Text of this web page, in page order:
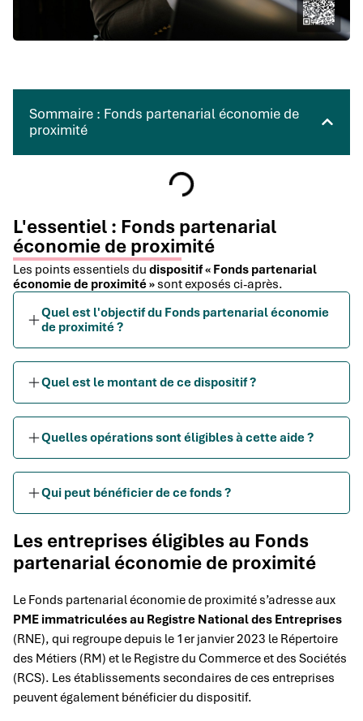
Sommaire : Fonds partenarial économie de
proximité
L'essentiel : Fonds partenarial
économie de proximité
Les points essentiels du dispositif « Fonds partenarial
économie de proximité » sont exposés ci-après.
Quel est l'objectif du Fonds partenarial économie
de proximité ?
Quel est le montant de ce dispositif ?
Quelles opérations sont éligibles à cette aide ?
Qui peut bénéficier de ce fonds ?
Les entreprises éligibles au Fonds
partenarial économie de proximité
Le Fonds partenarial économie de proximité s’adresse aux
PME immatriculées au Registre National des Entreprises
(RNE), qui regroupe depuis le 1er janvier 2023 le Répertoire
des Métiers (RM) et le Registre du Commerce et des Sociétés
(RCS). Les établissements secondaires de ces entreprises
peuvent également bénéficier du dispositif.